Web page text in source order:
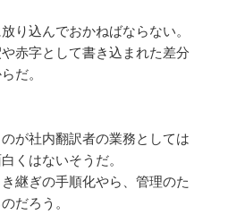
り込んでおかねばならない。
赤字として書き込まれた差分
だ。
が社内翻訳者の業務としては
くはないそうだ。
継ぎの手順化やら、管理のた
だろう。